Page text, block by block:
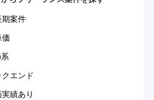
期案件
価
エンド
績あり